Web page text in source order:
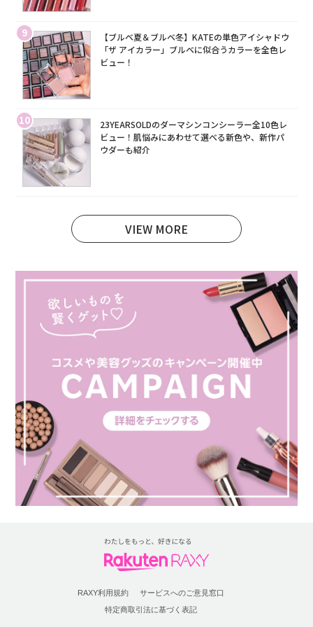
9
【ブルベ夏＆ブルベ冬】KATEの単色アイシャドウ
「ザ アイカラー」ブルベに似合うカラーを全色レ
ビュー！
10
23YEARSOLDのダーマシンコンシーラー全10色レ
ビュー！肌悩みにあわせて選べる新色や、新作パ
ウダーも紹介
VIEW MORE
RAXY利用規約
サービスへのご意見窓口
特定商取引法に基づく表記